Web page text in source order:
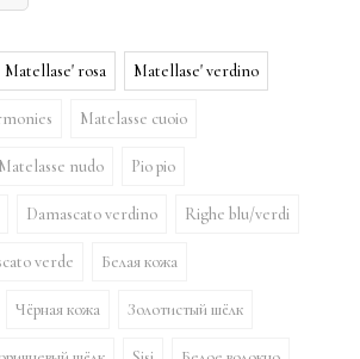
Matellase' rosa Matellase' verdino
Matelasse cuoio
Matelasse nudo Pio pio
Damascato verdino Righe blu/verdi
verde Белая кожа
Чёрная кожа Золотистый шёлк